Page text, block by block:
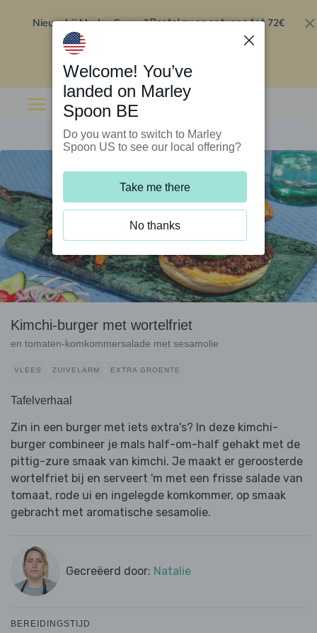
Nieuw bij Marley Spoon?Bestel nu en ontvang tot 72€
Kimchi-burger met wortelfriet
en tomaten-komkommersalade met sesamolie
VLEES ZUIVELARM EXTRA GROENTE
Tafelverhaal
Zin in een burger met iets extra's? In deze kimchi-
burger combineer je mals half-om-half gehakt met de
pittig-zure smaak van kimchi. Je maakt er geroosterde
wortelfriet bij en serveert 'm met een frisse salade van
tomaat, rode ui en ingelegde komkommer, op smaak
gebracht met aromatische sesamolie.
Gecreëerd door: Natalie
BEREIDINGSTIJD
Welcome! You’ve
landed on Marley
Spoon BE
Do you want to switch to Marley
Spoon US to see our local offering?
Take me there
No thanks